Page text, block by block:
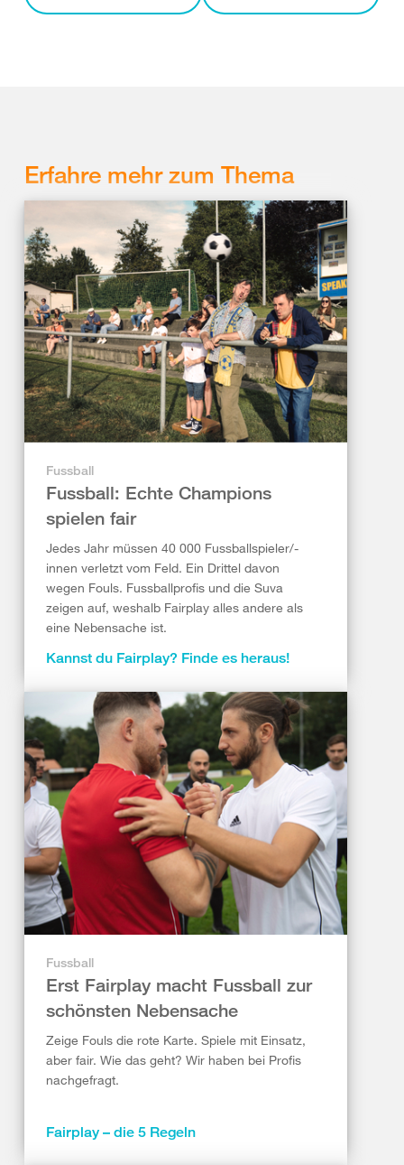
Erfahre mehr zum Thema
Fussball
Fussball: Echte Champions
spielen fair
Jedes Jahr müssen 40 000 Fussballspieler/-
innen verletzt vom Feld. Ein Drittel davon
wegen Fouls. Fussballprofis und die Suva
zeigen auf, weshalb Fairplay alles andere als
eine Nebensache ist.
Kannst du Fairplay? Finde es heraus!
Fussball
Erst Fairplay macht Fussball zur
schönsten Nebensache
Zeige Fouls die rote Karte. Spiele mit Einsatz,
aber fair. Wie das geht? Wir haben bei Profis
nachgefragt.
Fairplay – die 5 Regeln